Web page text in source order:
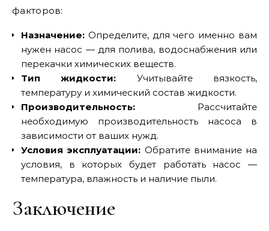
факторов:
Назначение: Определите, для чего именно вам
нужен насос — для полива, водоснабжения или
перекачки химических веществ.
Тип жидкости: Учитывайте вязкость,
температуру и химический состав жидкости.
Производительность: Рассчитайте
необходимую производительность насоса в
зависимости от ваших нужд.
Условия эксплуатации: Обратите внимание на
условия, в которых будет работать насос —
температура, влажность и наличие пыли.
Заключение